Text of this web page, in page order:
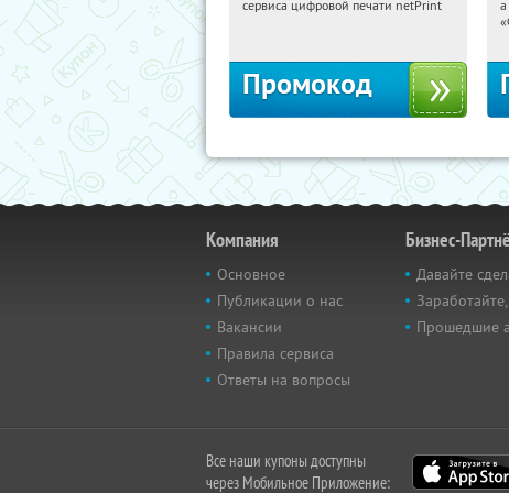
сервиса цифровой печати netPrint
Промокод
Компания
Основное
Публикации о нас
Вакансии
Правила сервиса
Ответы на вопросы
Бизнес-
Давайте
Прошедшие
Все наши купоны доступны
через Мобильное Приложение: